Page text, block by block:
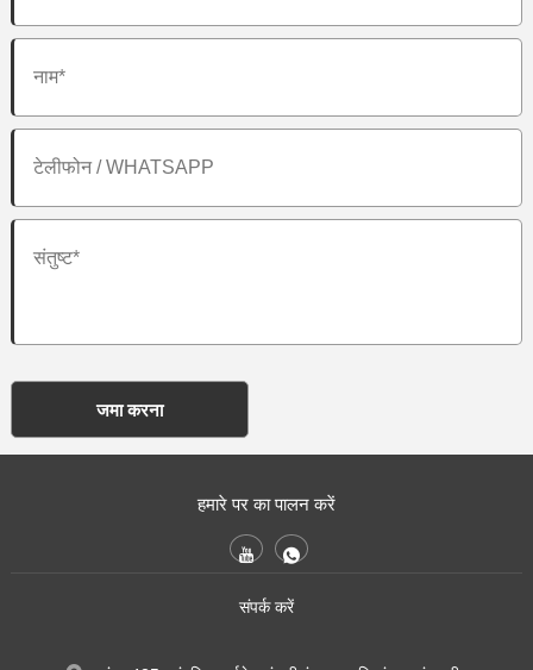
जमा करना
हमारे पर का पालन करें
संपर्क करें